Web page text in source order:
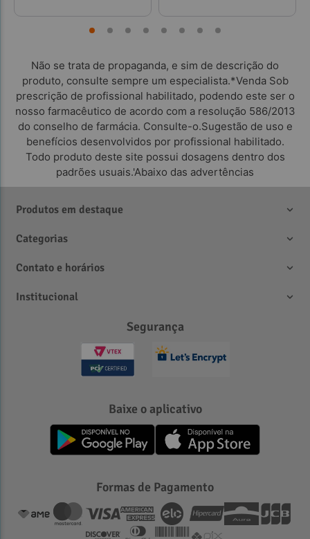
Não se trata de propaganda, e sim de descrição do
produto, consulte sempre um especialista.*Venda Sob
prescrição de profissional habilitado, podendo este ser o
nosso farmacêutico de acordo com a resolução 586/2013
do conselho de farmácia. Consulte-o.Sugestão de uso e
benefícios desenvolvidos por profissional habilitado.
Todo produto deste site possui dosagens dentro dos
padrões usuais.'Abaixo das advertências
Produtos em destaque
Categorias
Contato e horários
Institucional
Segurança
Baixe o aplicativo
Formas de Pagamento